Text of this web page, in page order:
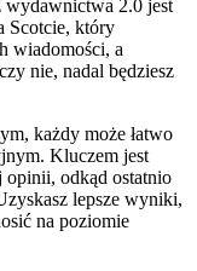
wydawnictwa 2.0 jest
Scotcie, który
wiadomości, a
nie, nadal będziesz
każdy może łatwo
Kluczem jest
odkąd ostatnio
lepsze wyniki,
na poziomie